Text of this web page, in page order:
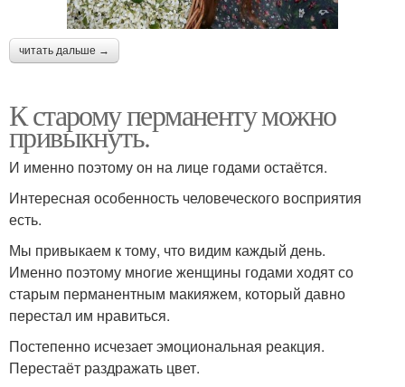
читать дальше →
К старому перманенту можно
привыкнуть.
И именно поэтому он на лице годами остаётся.
Интересная особенность человеческого восприятия
есть.
Мы привыкаем к тому, что видим каждый день.
Именно поэтому многие женщины годами ходят со
старым перманентным макияжем, который давно
перестал им нравиться.
Постепенно исчезает эмоциональная реакция.
Перестаёт раздражать цвет.